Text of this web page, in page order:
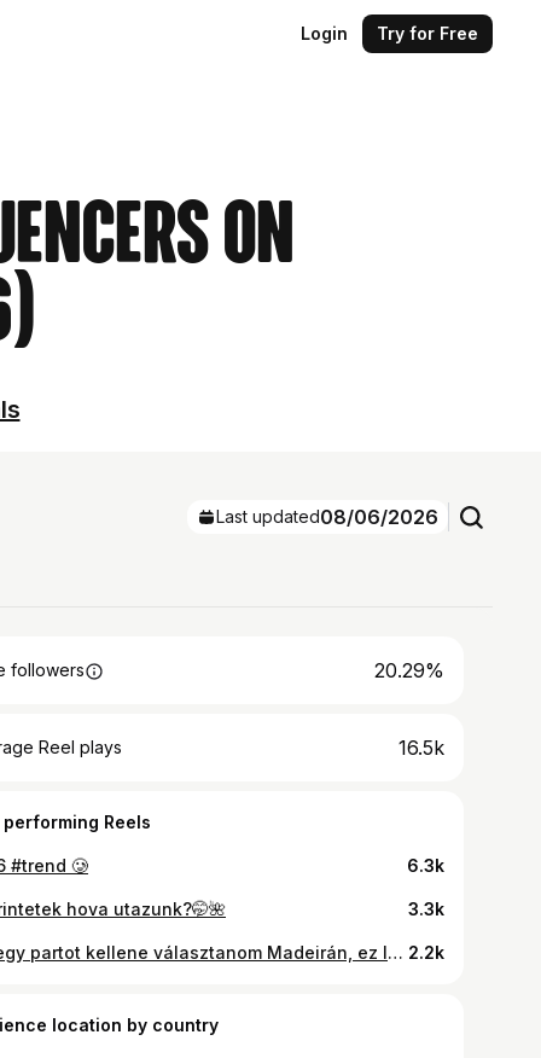
Login Try for Free
on
Last updated08/06/2026
followers 20.29%
Reel plays 16.5k
performing Reels
#trend 🥲 6.3k
hova utazunk?🤭🌺 3.3k
Ha egy partot kellene választanom Madeirán, ez lenne az 🌊✨ 2.2k
location by country